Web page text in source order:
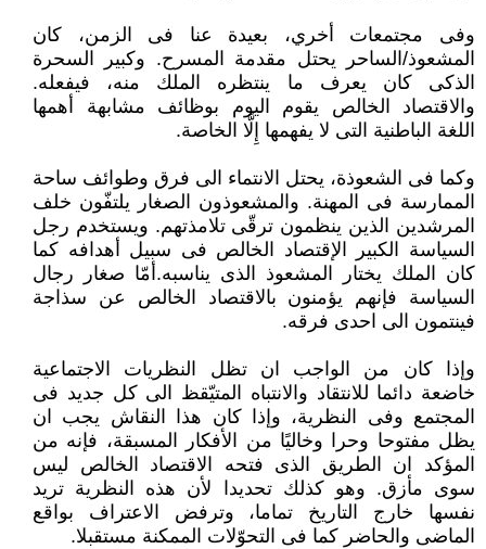
وفى مجتمعات أخري، بعيدة عنا فى الزمن، كان
المشعوذ/الساحر يحتل مقدمة المسرح. وكبير السحرة
الذكى كان يعرف ما ينتظره الملك منه، فيفعله.
والاقتصاد الخالص يقوم اليوم بوظائف مشابهة أهمها
اللغة الباطنية التى لا يفهمها إِلَّا الخاصة.
وكما فى الشعوذة، يحتل الانتماء الى فرق وطوائف ساحة
الممارسة فى المهنة. والمشعوذون الصغار يلتفّون خلف
المرشدين الذين ينظمون ترقّى تلامذتهم. ويستخدم رجل
السياسة الكبير الإقتصاد الخالص فى سبيل أهدافه كما
كان الملك يختار المشعوذ الذى يناسبه.أمّا صغار رجال
السياسة فإنهم يؤمنون بالاقتصاد الخالص عن سذاجة
فينتمون الى احدى فرقه.
وإذا كان من الواجب ان تظل النظريات الاجتماعية
خاضعة دائما للانتقاد والانتباه المتيّقظ الى كل جديد فى
المجتمع وفى النظرية، وإذا كان هذا النقاش يجب ان
يظل مفتوحا وحرا وخاليًا من الأفكار المسبقة، فإنه من
المؤكد ان الطريق الذى فتحه الاقتصاد الخالص ليس
سوى مأزق. وهو كذلك تحديدا لأن هذه النظرية تريد
نفسها خارج التاريخ تماما، وترفض الاعتراف بواقع
الماضى والحاضر كما فى التحوّلات الممكنة مستقبلا.